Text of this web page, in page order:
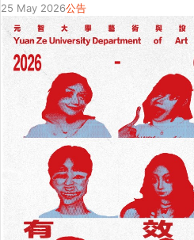
25 May 2026公告